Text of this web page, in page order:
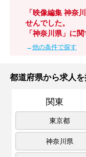
「映像編集 神奈
せんでした。
「神奈川県」に
→他の条件で探す
都道府県から求人
関東
東京都
神奈川県